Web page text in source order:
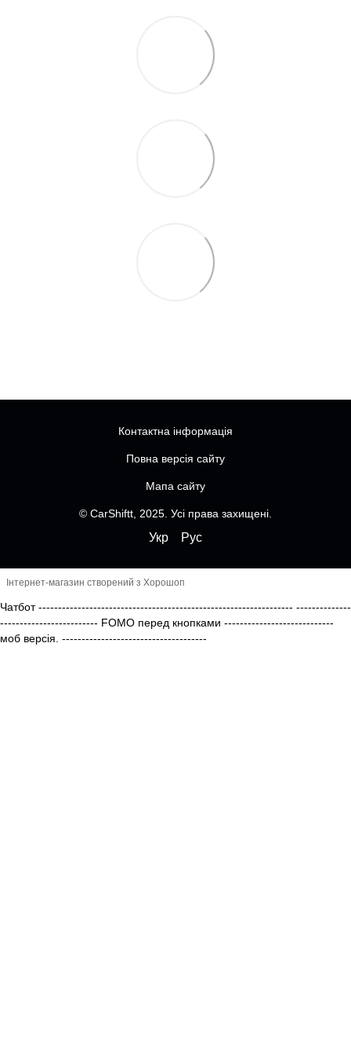
Контактна інформація
Повна версія сайту
Мапа сайту
© CarShiftt, 2025. Усі права захищені.
Укр Рус
Інтернет-магазин створений з Хорошоп
Чатбот----------------------------------------------------------------- --------------
------------------------- FOMO перед кнопками ----------------------------
моб версія. -------------------------------------